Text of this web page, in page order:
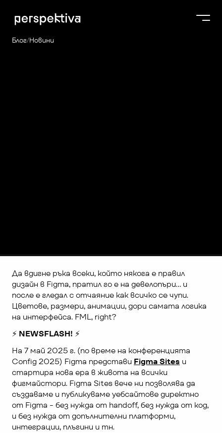
Да вдигне ръка всеки, който някога е правил
дизайн в Figma, пратил го е на девелопъри... и
после е гледал с отчаяние как всичко се чупи.
Цветове, размери, анимации, дори самата логика
на интерфейса. FML, right?
⚡️ NEWSFLASH! ⚡️
На 7 май 2025 г. (по време на конференцията
Config 2025) Figma представи Figma Sites и
стартира нова ера в живота на всички
фигмайстори. Figma Sites вече ни позволява да
създаваме и публикуваме уебсайтове директно
от Figma - без нужда от handoff, без нужда от код,
и без нужда от допълнителни платформи,
интеграции, плъгини и тн.
Блог/Новини